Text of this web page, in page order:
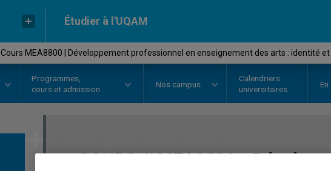
Étudier à l'UQAM
Cours MEA8800 | Développement professionnel en enseignement des arts : identité
Programmes,
cours et admission
Nos campus
Calendriers
universitaires
COURS// MEA8800-